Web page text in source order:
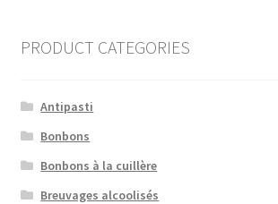
PRODUCT CATEGORIES
Antipasti
Bonbons
Bonbons à la cuillère
Breuvages alcoolisés